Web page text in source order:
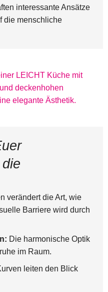
interessante Ansätze
die menschliche
verändert die Art, wie
Barriere wird durch
Die harmonische Optik
im Raum.
leiten den Blick